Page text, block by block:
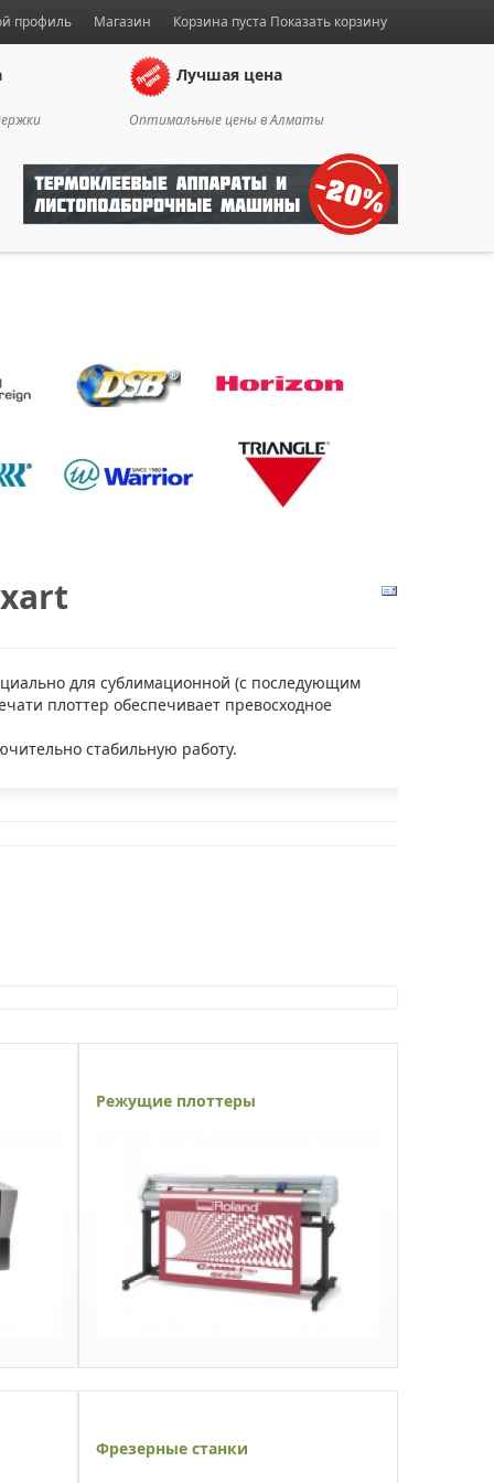
Корзина пуста Показать корзину
профиль Магазин
Лучшая цена
Оптимальные цены в Алматы
для сублимационной (с последующим
плоттер обеспечивает превосходное
стабильную работу.
Режущие плоттеры
Фрезерные станки